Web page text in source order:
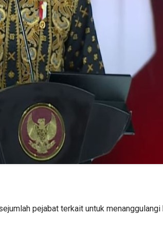
pejabat terkait untuk